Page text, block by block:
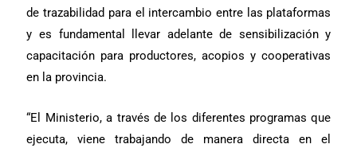
de trazabilidad para el intercambio entre las plataformas
y es fundamental llevar adelante de sensibilización y
capacitación para productores, acopios y cooperativas
en la provincia.
“El Ministerio, a través de los diferentes programas que
ejecuta, viene trabajando de manera directa en el